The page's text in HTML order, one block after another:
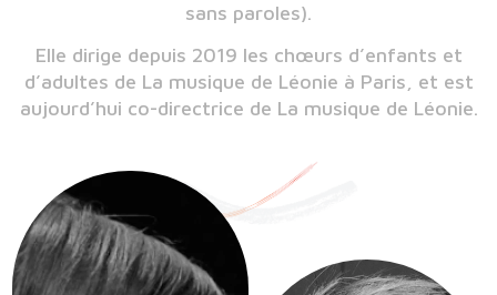
sans paroles).
Elle dirige depuis 2019 les chœurs d’enfants et
d’adultes de La musique de Léonie à Paris, et est
aujourd’hui co-directrice de La musique de Léonie.